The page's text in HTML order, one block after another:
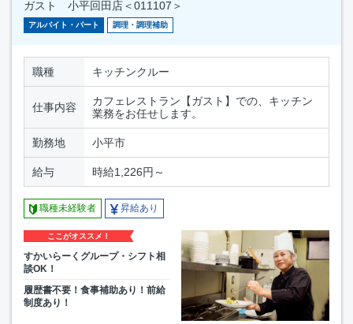
ガスト 小平回田店＜011107＞
アルバイト・パート 調理・調理補助
職種 キッチンクルー
仕事内容
カフェレストラン【ガスト】での、キッチン
業務をお任せします。
勤務地 小平市
給与 時給1,226円～
職種未経験者 昇給あり
ここがオススメ！
すかいらーくグループ・シフト相
談OK！
履歴書不要！食事補助あり！前給
制度あり！